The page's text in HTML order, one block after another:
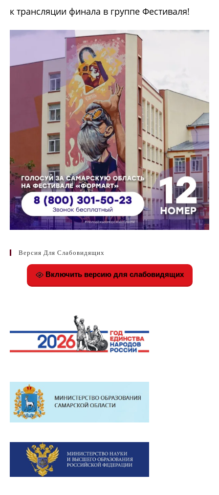
к трансляции финала в группе Фестиваля!
Версия Для Слабовидящих
Включить версию для слабовидящих